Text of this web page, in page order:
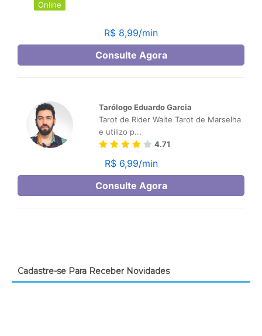
Cadastre-se Para Receber Novidades